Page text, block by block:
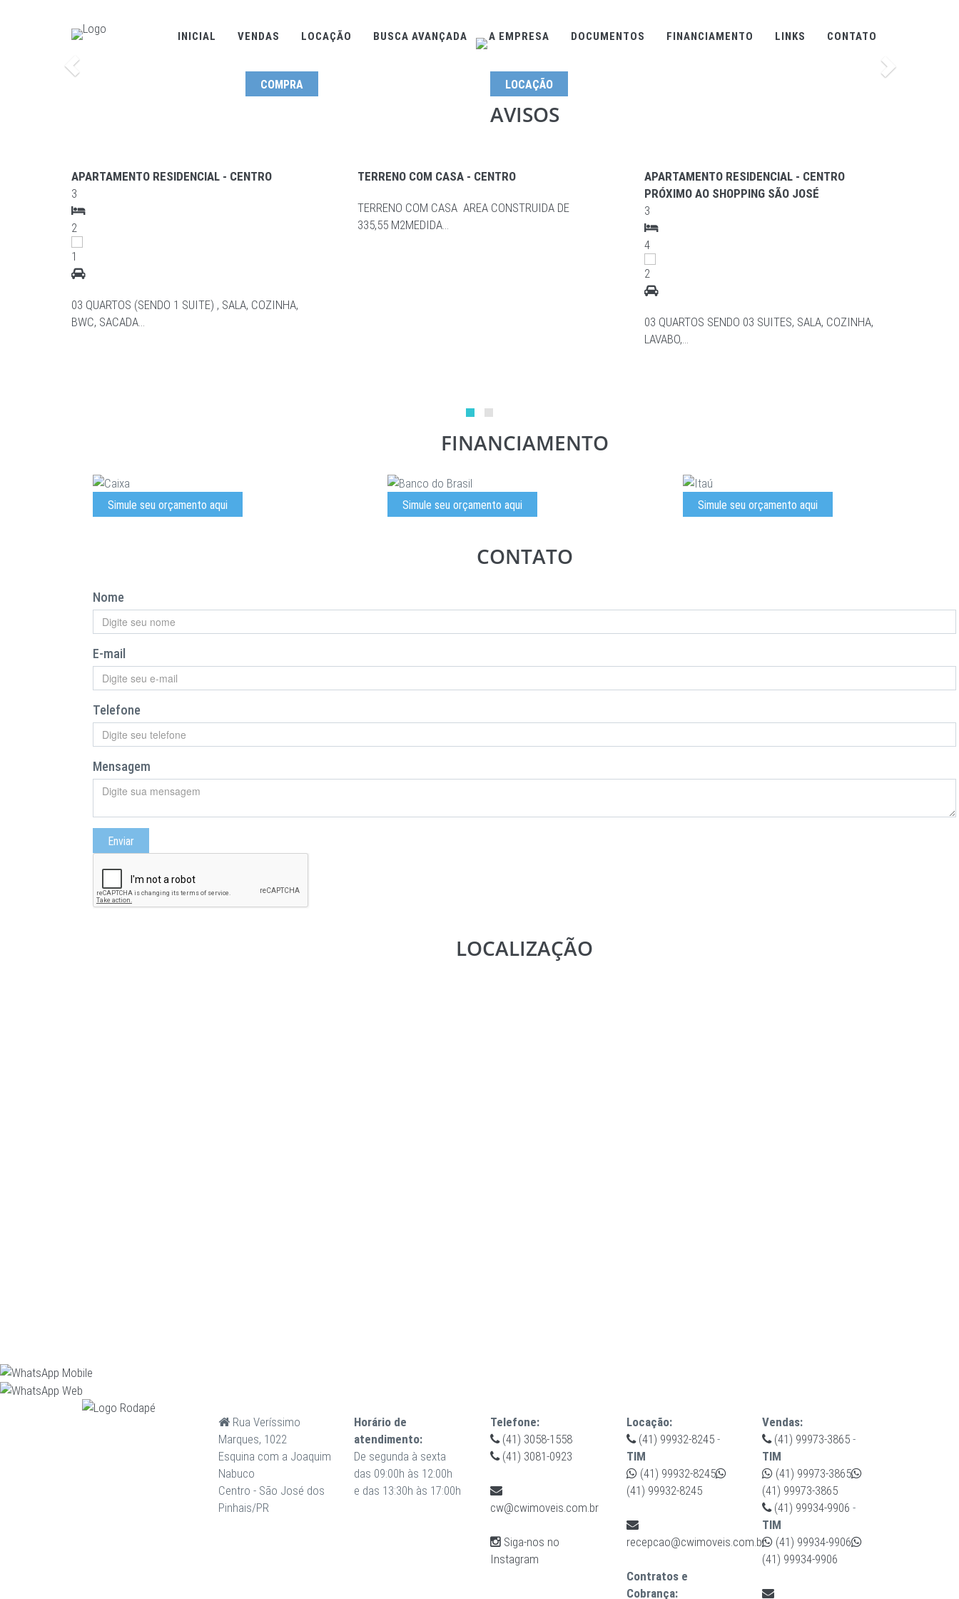
INICIAL VENDAS LOCAÇÃO BUSCA AVANÇADA A EMPRESA DOCUMENTOS FINANCIAMENTO LINKS CONTATO
Anterior Proximo
COMPRA LOCAÇÃO
AVISOS
APARTAMENTO RESIDENCIAL - CENTRO
3
2
1
03 QUARTOS (SENDO 1 SUITE) , SALA, COZINHA,
BWC, SACADA…
TERRENO COM CASA - CENTRO
TERRENO COM CASA AREA CONSTRUIDA DE
335,55 M2MEDIDA…
APARTAMENTO RESIDENCIAL - CENTRO
PRÓXIMO AO SHOPPING SÃO JOSÉ
3
4
2
03 QUARTOS SENDO 03 SUITES, SALA, COZINHA,
LAVABO,…
FINANCIAMENTO
Simule seu orçamento aqui Simule seu orçamento aqui Simule seu orçamento aqui
CONTATO
Nome
E-mail
Telefone
Mensagem
Enviar
LOCALIZAÇÃO
Rua Veríssimo
Marques, 1022
Esquina com a Joaquim
Nabuco
Centro - São José dos
Pinhais/PR
Horário de
atendimento:
De segunda à sexta
das 09:00h às 12:00h
e das 13:30h às 17:00h
Telefone:
(41) 3058-1558
(41) 3081-0923
cw@cwimoveis.com.br
Siga-nos no
Instagram
Locação:
(41) 99932-8245-
TIM
(41) 99932-8245
(41) 99932-8245
recepcao@cwimoveis.com.br
Contratos e
Cobrança:
Vendas:
(41) 99973-3865 -
TIM
(41) 99973-3865
(41) 99973-3865
(41) 99934-9906 -
TIM
(41) 99934-9906
(41) 99934-9906